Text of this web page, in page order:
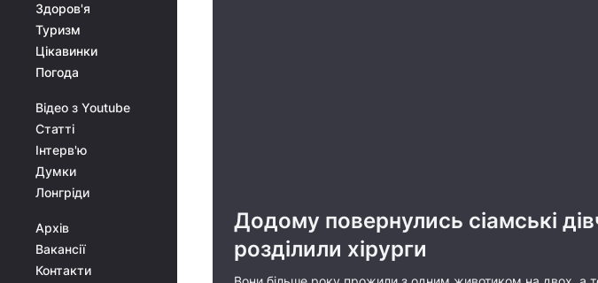
Здоров'я
Туризм
Цікавинки
Погода
Відео з Youtube
Статті
Інтерв'ю
Думки
Лонгріди
Архів
Вакансії
Контакти
Додому повернулись сіамські
розділили хірурги